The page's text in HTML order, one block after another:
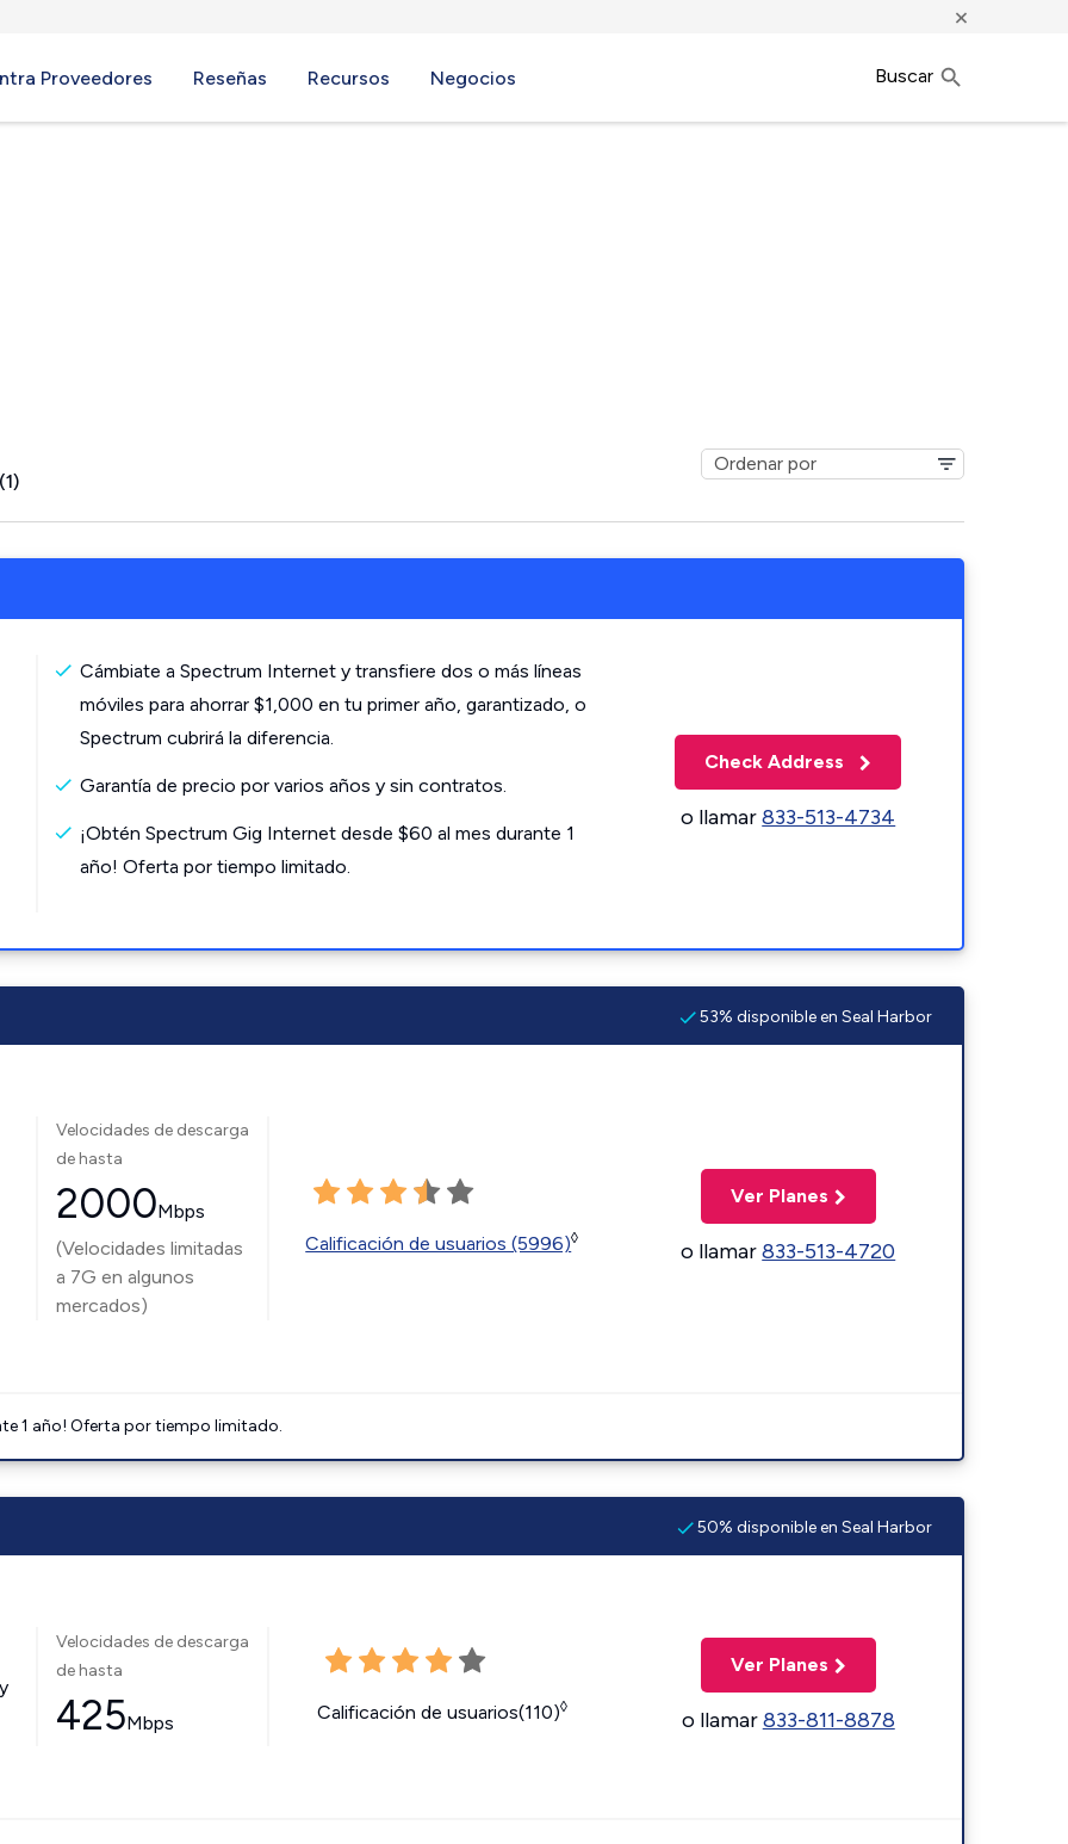
×
Proveedores Reseñas Recursos Negocios Buscar
Cámbiate a Spectrum Internet y transfiere dos o más líneas
móviles para ahorrar $1,000 en tu primer año, garantizado, o
Spectrum cubrirá la diferencia.
Garantía de precio por varios años y sin contratos.
¡Obtén Spectrum Gig Internet desde $60 al mes durante 1
año! Oferta por tiempo limitado.
Check Address
o llamar833-513-4734
53% disponible en Seal Harbor
Velocidades de descarga
de hasta
2000Mbps
(Velocidades limitadas
a 7G en algunos
mercados)
Calificación de usuarios (5996)◊
Ver Planes
o llamar833-513-4720
1 año! Oferta por tiempo limitado.
50% disponible en Seal Harbor
Velocidades de descarga
de hasta
425Mbps Calificación de usuarios(110)◊
Ver Planes
o llamar833-811-8878